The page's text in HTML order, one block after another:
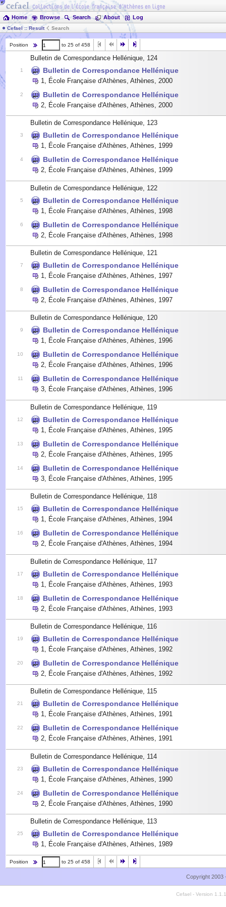
Home Browse Search About Log
Cefael :: Result Search
Position to 25 of 458
Bulletin de Correspondance Hellénique, 124
1 Bulletin de Correspondance Hellénique
1 École Française d'Athènes, Athènes 2000
2 Bulletin de Correspondance Hellénique
2 École Française d'Athènes, Athènes 2000
Bulletin de Correspondance Hellénique, 123
3 Bulletin de Correspondance Hellénique
1, École Française d'Athènes, Athènes, 1999
4 Bulletin de Correspondance Hellénique
2, École Française d'Athènes, Athènes, 1999
Bulletin de Correspondance Hellénique, 122
5 Bulletin de Correspondance Hellénique
1 École Française d'Athènes, Athènes 1998
6 Bulletin de Correspondance Hellénique
2 École Française d'Athènes, Athènes 1998
Bulletin de Correspondance Hellénique, 121
7 Bulletin de Correspondance Hellénique
1 École Française d'Athènes, Athènes 1997
8 Bulletin de Correspondance Hellénique
2 École Française d'Athènes, Athènes 1997
Bulletin de Correspondance Hellénique, 120
9 Bulletin de Correspondance Hellénique
1, École Française d'Athènes, Athènes, 1996
10 Bulletin de Correspondance Hellénique
2, École Française d'Athènes, Athènes, 1996
11 Bulletin de Correspondance Hellénique
3, École Française d'Athènes, Athènes, 1996
Bulletin de Correspondance Hellénique, 119
12 Bulletin de Correspondance Hellénique
1 École Française d'Athènes, Athènes 1995
13 Bulletin de Correspondance Hellénique
2 École Française d'Athènes, Athènes 1995
14 Bulletin de Correspondance Hellénique
3 École Française d'Athènes, Athènes 1995
Bulletin de Correspondance Hellénique, 118
15 Bulletin de Correspondance Hellénique
1, École Française d'Athènes, Athènes, 1994
16 Bulletin de Correspondance Hellénique
2, École Française d'Athènes, Athènes, 1994
Bulletin de Correspondance Hellénique, 117
17 Bulletin de Correspondance Hellénique
1 École Française d'Athènes, Athènes 1993
18 Bulletin de Correspondance Hellénique
2 École Française d'Athènes, Athènes 1993
Bulletin de Correspondance Hellénique, 116
19 Bulletin de Correspondance Hellénique
1 École Française d'Athènes, Athènes 1992
20 Bulletin de Correspondance Hellénique
2 École Française d'Athènes, Athènes 1992
Bulletin de Correspondance Hellénique, 115
21 Bulletin de Correspondance Hellénique
1, École Française d'Athènes, Athènes, 1991
22 Bulletin de Correspondance Hellénique
2, École Française d'Athènes, Athènes, 1991
Bulletin de Correspondance Hellénique, 114
23 Bulletin de Correspondance Hellénique
1 École Française d'Athènes, Athènes 1990
24 Bulletin de Correspondance Hellénique
2 École Française d'Athènes, Athènes 1990
Bulletin de Correspondance Hellénique, 113
25 Bulletin de Correspondance Hellénique
1 École Française d'Athènes, Athènes 1989
Position to 25 of 458
Copyright 2003
Cefael - Version